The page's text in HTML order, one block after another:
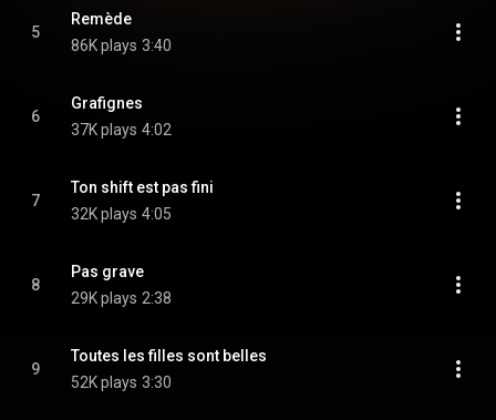
5
Remède
86K plays 3:40
6
Grafignes
37K plays 4:02
7
Ton shift est pas fini
32K plays 4:05
8
Pas grave
29K plays 2:38
9
Toutes les filles sont belles
52K plays 3:30